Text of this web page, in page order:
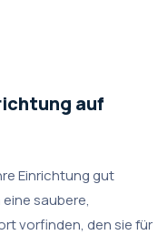
auf
Einrichtung gut
saubere,
vorfinden, den sie für